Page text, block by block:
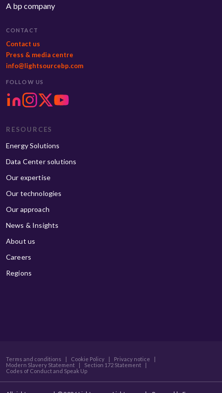
A bp company
CONTACT
Contact us
Press & media centre
info@lightsourcebp.com
FOLLOW US
RESOURCES
Energy Solutions
Data Center solutions
Our expertise
Our technologies
Our approach
News & Insights
About us
Careers
Regions
Terms and conditions Cookie Policy Privacy notice
Modern Slavery Statement
Section 172 Statement
Codes of Conduct and Speak Up